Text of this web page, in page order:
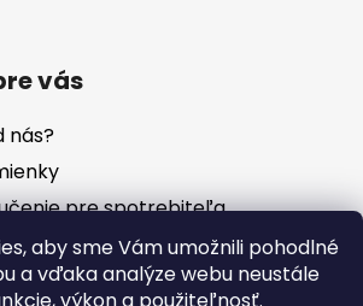
aby sme Vám umožnili pohodlné
a vďaka analýze webu neustále
vás
nás?
pre spotrebiteľa
odstúpenie od zmluvy
údajov